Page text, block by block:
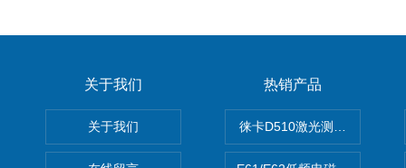
关于我们
关于我们
热销产品
徕卡D510激光测距仪